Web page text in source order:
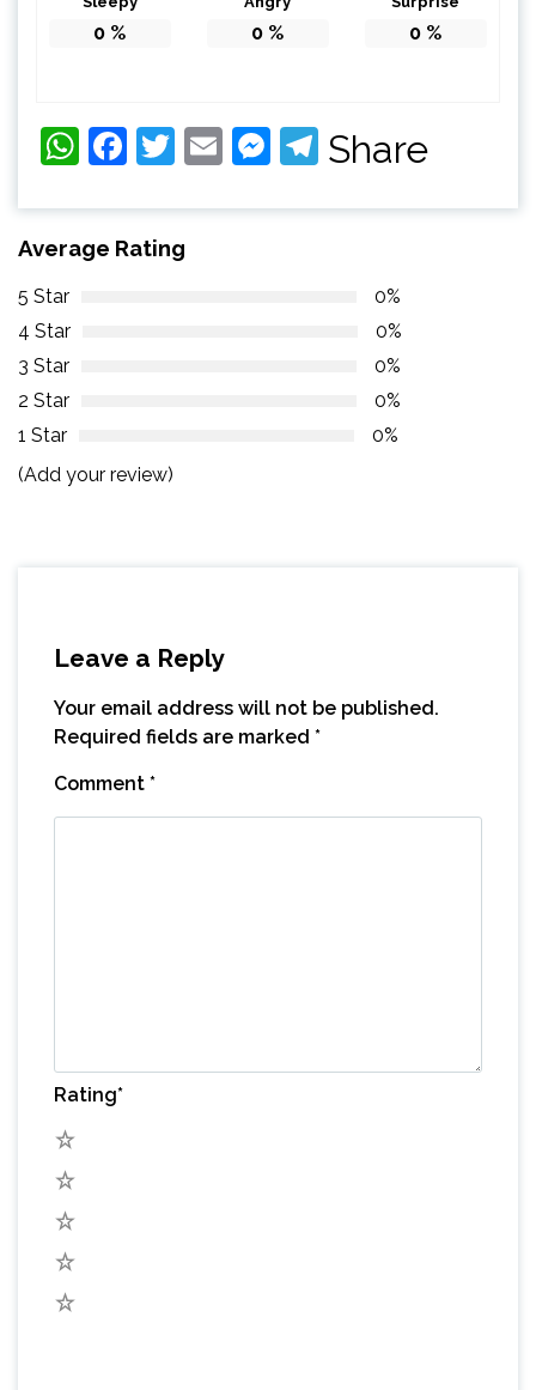
0 % 0 % 0 %
WhatsApp
Facebook
Twitter
EmailMessenger
Telegram
Share
Average Rating
5 Star
0%
4 Star
0%
3 Star
0%
2 Star
0%
1 Star
0%
(Add your review)
Leave a Reply
Your email address will not be published.
Required fields are marked *
Comment *
Rating*